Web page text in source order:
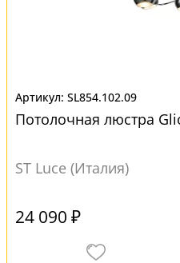
SL854.102.09
Потолочная люстра
ST Luce (Италия)
24 090 ₽